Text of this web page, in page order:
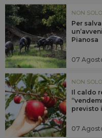
NON
Per
Pianosa
07
NON
Il caldo
previsto
07